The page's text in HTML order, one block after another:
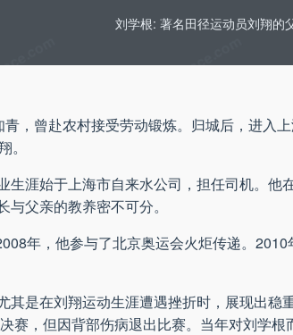
刘学根: 著名田径运动员刘翔的
青，曾赴农村接受劳动锻炼。归城后，进
生涯始于上海市自来水公司，担任司机。
父亲的教养密不可分。
年，他参与了北京奥运会火炬传递。
其是在刘翔运动生涯遭遇挫折时，展现出
赛，但因背部伤病退出比赛。当年对刘学